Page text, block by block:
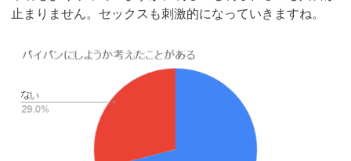
止まりません。セックスも刺激的になっていきますね。